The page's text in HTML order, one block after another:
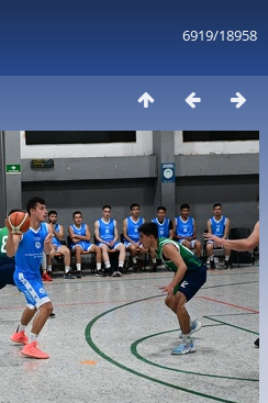
6919/18958